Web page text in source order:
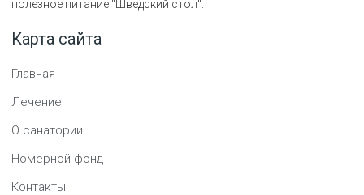
полезное питание "Шведский стол".
Карта сайта
Главная
Лечение
О санатории
Номерной фонд
Контакты